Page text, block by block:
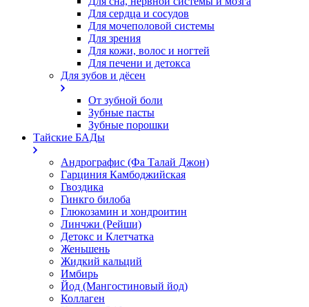
Для сердца и сосудов
Для мочеполовой системы
Для зрения
Для кожи, волос и ногтей
Для печени и детокса
Для зубов и дёсен
От зубной боли
Зубные пасты
Зубные порошки
Тайские БАДы
Андрографис (Фа Талай Джон)
Гарциния Камбоджийская
Гвоздика
Гинкго билоба
Глюкозамин и хондроитин
Линчжи (Рейши)
Детокс и Клетчатка
Женьшень
Жидкий кальций
Имбирь
Йод (Мангостиновый йод)
Коллаген